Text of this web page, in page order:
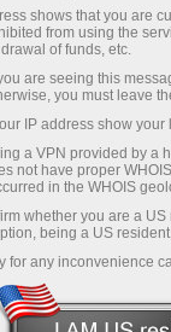
AS
shows that you are
from using the
of funds, etc.
are seeing this
you must leave
IP address show your
a VPN provided by a
not have proper
in the WHOIS
whether you are a
being a US
for any inconvenience